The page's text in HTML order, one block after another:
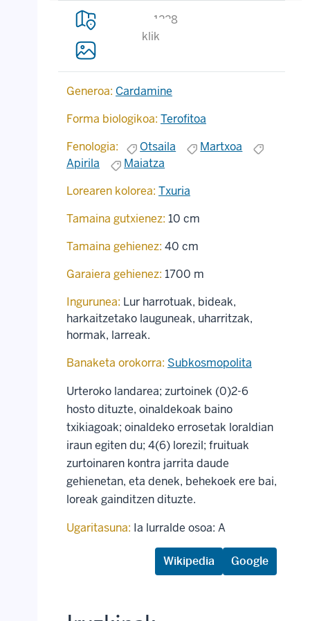
1228
klik
Generoa: Cardamine
Forma biologikoa: Terofitoa
Fenologia:
Otsaila
Martxoa
Apirila
Maiatza
Lorearen kolorea: Txuria
Tamaina gutxienez: 10 cm
Tamaina gehienez: 40 cm
Garaiera gehienez: 1700 m
Ingurunea: Lur harrotuak, bideak,
harkaitzetako lauguneak, uharritzak,
hormak, larreak.
Banaketa orokorra: Subkosmopolita
Urteroko landarea; zurtoinek (0)2-6
hosto dituzte, oinaldekoak baino
txikiagoak; oinaldeko errosetak loraldian
iraun egiten du; 4(6) lorezil; fruituak
zurtoinaren kontra jarrita daude
gehienetan, eta denek, behekoek ere bai,
loreak gainditzen dituzte.
Ugaritasuna: Ia lurralde osoa: A
Wikipedia Google